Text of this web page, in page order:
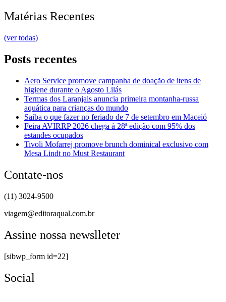
Matérias Recentes
(ver todas)
Posts recentes
Aero Service promove campanha de doação de itens de
higiene durante o Agosto Lilás
Termas dos Laranjais anuncia primeira montanha-russa
aquática para crianças do mundo
Saiba o que fazer no feriado de 7 de setembro em Maceió
Feira AVIRRP 2026 chega à 28ª edição com 95% dos
estandes ocupados
Tivoli Mofarrej promove brunch dominical exclusivo com
Mesa Lindt no Must Restaurant
Contate-nos
(11) 3024-9500
viagem@editoraqual.com.br
Assine nossa newslleter
[sibwp_form id=22]
Social